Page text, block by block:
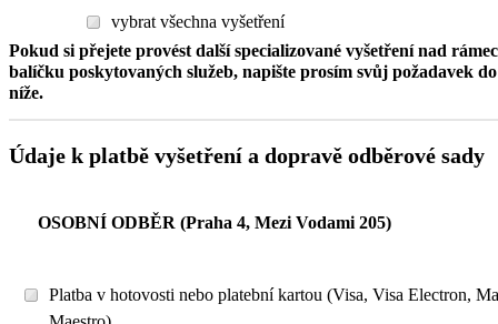
vybrat všechna vyšetření
Pokud si přejete provést další specializované vyšetření nad
balíčku poskytovaných služeb, napište prosím svůj požadavek
níže.
Údaje k platbě vyšetření a dopravě odběrové sady
OSOBNÍ ODBĚR (Praha 4, Mezi Vodami 205)
Platba v hotovosti nebo platební kartou (Visa, Visa Electron,